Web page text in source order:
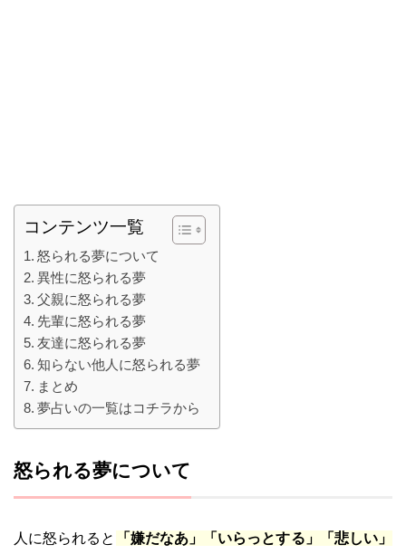
コンテンツ一覧
怒られる夢について
異性に怒られる夢
父親に怒られる夢
先輩に怒られる夢
友達に怒られる夢
知らない他人に怒られる夢
まとめ
夢占いの一覧はコチラから
怒られる夢について
人に怒られると
「嫌だなあ」「いらっとする」「悲しい」